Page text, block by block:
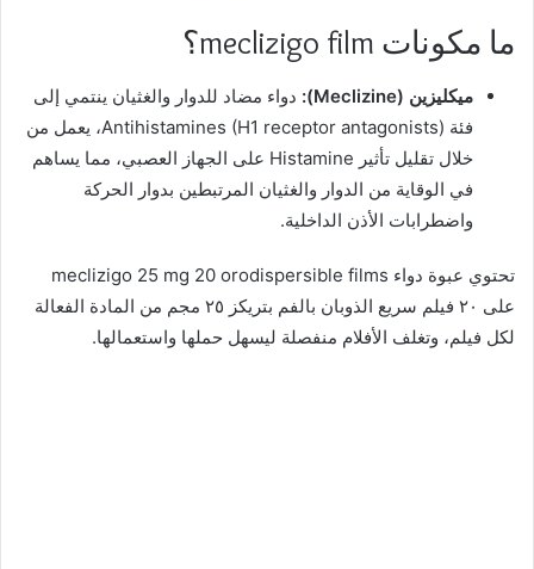
ما مكونات meclizigo film؟
ميكليزين (Meclizine):
دواء مضاد للدوار والغثيان ينتمي إلى
فئة Antihistamines (H1 receptor antagonists)، يعمل من
خلال تقليل تأثير Histamine على الجهاز العصبي، مما يساهم
في الوقاية من الدوار والغثيان المرتبطين بدوار الحركة
واضطرابات الأذن الداخلية.
تحتوي عبوة دواء meclizigo 25 mg 20 orodispersible films
على ٢٠ فيلم سريع الذوبان بالفم بتريكز ٢٥ مجم من المادة الفعالة
لكل فيلم، وتغلف الأفلام منفصلة ليسهل حملها واستعمالها.